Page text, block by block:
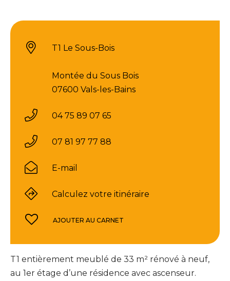
T1 entièrement meublé de 33 m² rénové à neuf,
au 1er étage d’une résidence avec ascenseur.
T1 Le Sous-Bois
Montée du Sous Bois
07600 Vals-les-Bains
04 75 89 07 65
07 81 97 77 88
E-mail
Calculez votre itinéraire
AJOUTER AU CARNET